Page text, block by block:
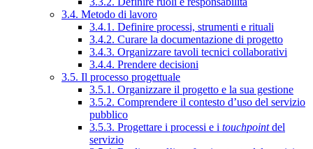
3.4. Metodo di lavoro
3.4.1. Definire processi, strumenti e rituali
3.4.2. Curare la documentazione di progetto
3.4.3. Organizzare tavoli tecnici collaborativi
3.4.4. Prendere decisioni
3.5. Il processo progettuale
3.5.1. Organizzare il progetto e la sua gestione
3.5.2. Comprendere il contesto d’uso del servizio
pubblico
3.5.3. Progettare i processi e i touchpointdel
servizio